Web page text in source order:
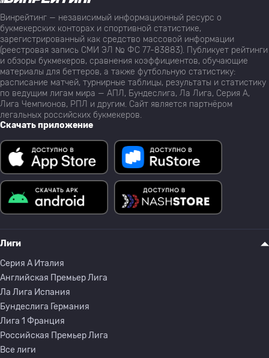
Винрейтинг — независимый информационный ресурс о
букмекерских конторах и спортивной статистике,
зарегистрированный как средство массовой информации
(реестровая запись СМИ ЭЛ № ФС 77-83883). Публикует рейтинги
и обзоры букмекеров, сравнения коэффициентов, обучающие
материалы для беттеров, а также футбольную статистику:
расписание матчей, турнирные таблицы, результаты и статистику
по ведущим лигам мира — АПЛ, Бундеслига, Ла Лига, Серия А,
Лига Чемпионов, РПЛ и другим. Сайт является партнёром
легальных российских букмекеров.
Скачать приложение
Лиги
Серия A Италия
Английская Премьер Лига
Ла Лига Испания
Бундеслига Германия
Лига 1 Франция
Российская Премьер Лига
Все лиги